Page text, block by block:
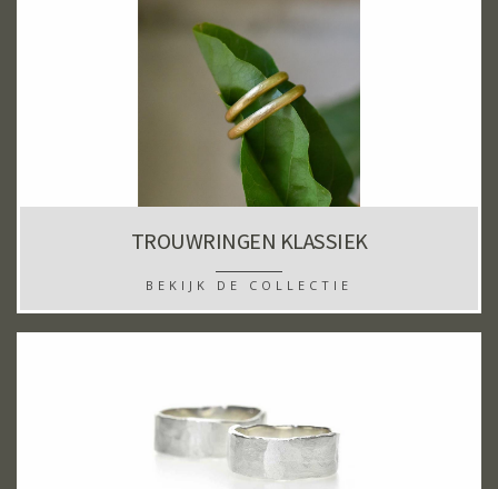
TROUWRINGEN KLASSIEK
BEKIJK DE COLLECTIE